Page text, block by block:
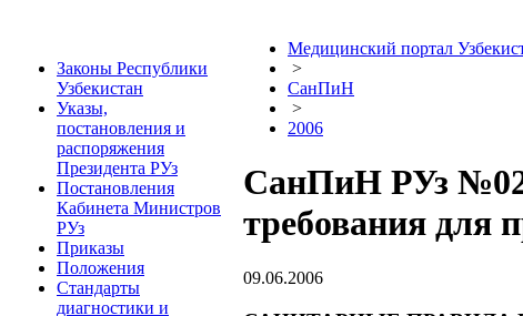
Законы Республики
Узбекистан
Указы,
постановления и
распоряжения
Президента РУз
Постановления
Кабинета Министров
РУз
Приказы
Положения
Стандарты
диагностики и
Медицинский портал
>
СанПиН
>
2006
СанПиН РУз
требования для
09.06.2006